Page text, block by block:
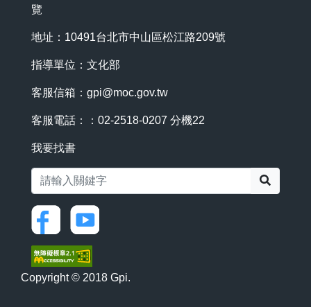
覽
地址：10491台北市中山區松江路209號
指導單位：文化部
客服信箱： gpi@moc.gov.tw
客服電話：：02-2518-0207 分機22
我要找書
Copyright © 2018 Gpi.